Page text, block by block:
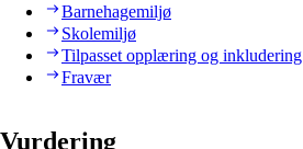
Barnehagemiljø
Skolemiljø
Tilpasset opplæring og inkludering
Fravær
Vurdering